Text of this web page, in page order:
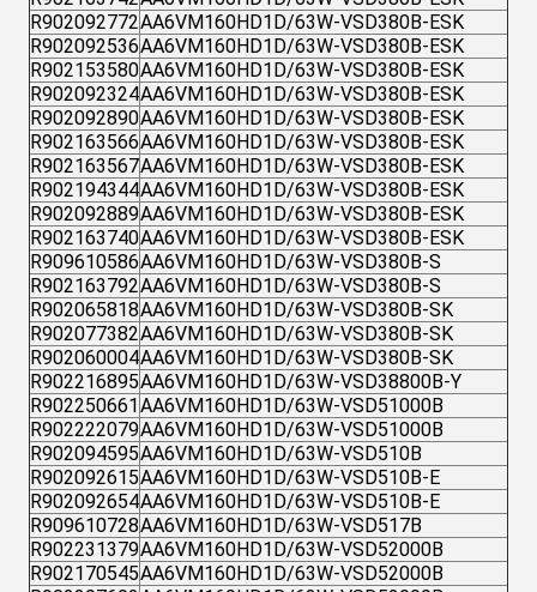
R902092772AA6VM160HD1D/63W-VSD380B-ESK
R902092536AA6VM160HD1D/63W-VSD380B-ESK
R902153580AA6VM160HD1D/63W-VSD380B-ESK
R902092324AA6VM160HD1D/63W-VSD380B-ESK
R902092890AA6VM160HD1D/63W-VSD380B-ESK
R902163566AA6VM160HD1D/63W-VSD380B-ESK
R902163567AA6VM160HD1D/63W-VSD380B-ESK
R902194344AA6VM160HD1D/63W-VSD380B-ESK
R902092889AA6VM160HD1D/63W-VSD380B-ESK
R902163740AA6VM160HD1D/63W-VSD380B-ESK
R909610586AA6VM160HD1D/63W-VSD380B-S
R902163792AA6VM160HD1D/63W-VSD380B-S
R902065818AA6VM160HD1D/63W-VSD380B-SK
R902077382AA6VM160HD1D/63W-VSD380B-SK
R902060004AA6VM160HD1D/63W-VSD380B-SK
R902216895AA6VM160HD1D/63W-VSD38800B-Y
R902250661AA6VM160HD1D/63W-VSD51000B
R902222079AA6VM160HD1D/63W-VSD51000B
R902094595AA6VM160HD1D/63W-VSD510B
R902092615AA6VM160HD1D/63W-VSD510B-E
R902092654AA6VM160HD1D/63W-VSD510B-E
R909610728AA6VM160HD1D/63W-VSD517B
R902231379AA6VM160HD1D/63W-VSD52000B
R902170545AA6VM160HD1D/63W-VSD52000B